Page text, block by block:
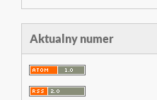
Aktualny numer